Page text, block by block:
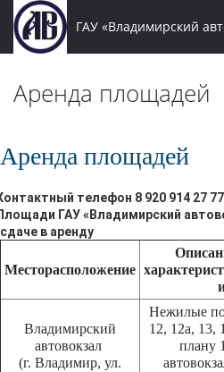
ГАУ «Владимирский
Аренда площадей
Аренда площадей
телефон 8 920 914 27
ГАУ «Владимирский
сдаче в аренду
Месторасположение
Владимирский
автовокзал
(г. Владимир, ул.
Нежилые
12, 12а, 13,
плану